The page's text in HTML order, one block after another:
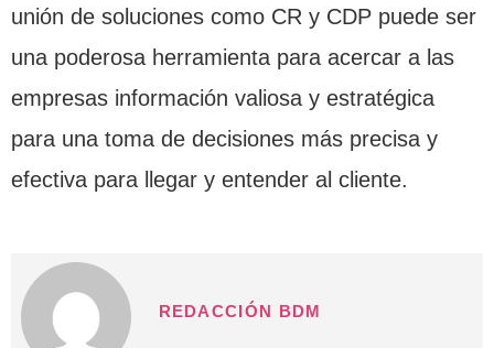
unión de soluciones como CR y CDP puede ser
una poderosa herramienta para acercar a las
empresas información valiosa y estratégica
para una toma de decisiones más precisa y
efectiva para llegar y entender al cliente.
REDACCIÓN BDM